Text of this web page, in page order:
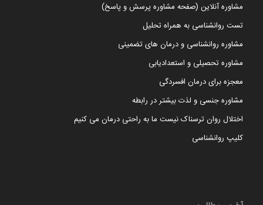
مشاوره آنلاین (صفحه مشاوره پرسش و پاسخ)
تست روانشناسی به همراه تحلیل
مشاوره روانشناسی و درمان های تضمینی
مشاوره تحصیلی و استعدادیابی
معجزه برای درمان افسردگی
مشاوره جنسی و لذت بیشتر در رابطه
اختلال روان ترسناک نیست ما به راحتی درمان می کنیم
کلیپ روانشناسی